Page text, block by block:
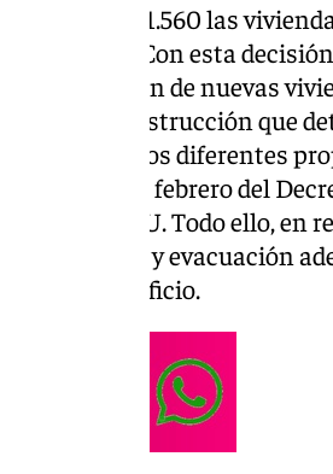
un total de 1.560 las
en la ciudad. Con esta
implantación de nuevas
por una instrucción que
por los diferentes
en vigor en febrero del
en el PGOU. Todo ello,
de acceso y evacuación
resto del edificio.